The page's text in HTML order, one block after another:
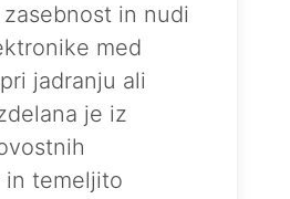
in nudi
med
jadranju ali
je iz
in temeljito